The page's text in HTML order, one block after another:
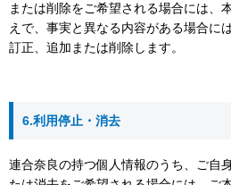
または削除をご希望される場合には、
えで、事実と異なる内容がある場合に
訂正、追加または削除します。
6.利用停止・消去
連合奈良の持つ個人情報のうち、ご自